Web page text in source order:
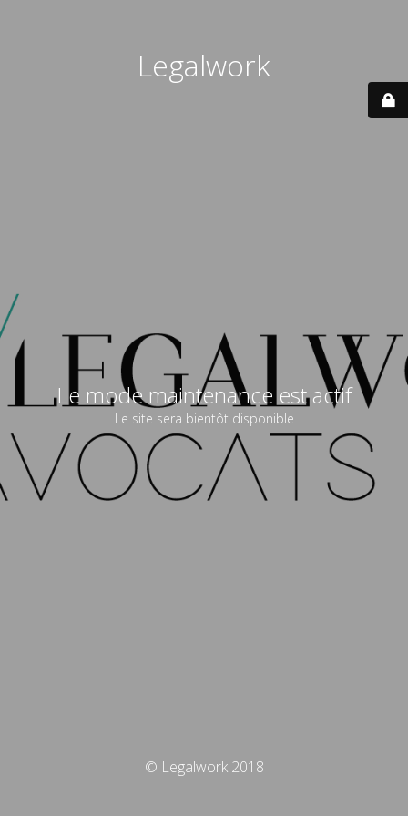
Legalwork
Le mode maintenance est actif
Le site sera bientôt disponible
© Legalwork 2018